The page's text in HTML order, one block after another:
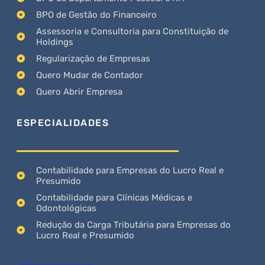
BPO de Gestão do Financeiro
Assessoria e Consultoria para Constituição de
Holdings
Regularização de Empresas
Quero Mudar de Contador
Quero Abrir Empresa
ESPECIALIDADES
Contabilidade para Empresas do Lucro Real e
Presumido
Contabilidade para Clínicas Médicas e
Odontológicas
Redução da Carga Tributária para Empresas do
Lucro Real e Presumido